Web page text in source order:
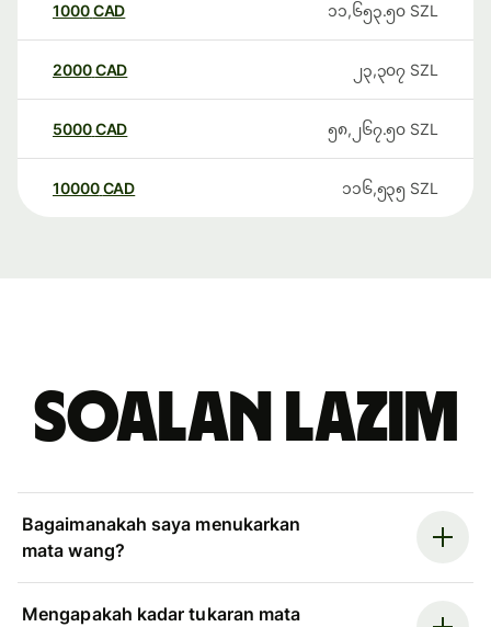
1000CAD ၁၁,၆၅၃.၅၀ SZL
2000CAD ၂၃,၃၀၇ SZL
5000CAD ၅၈,၂၆၇.၅၀ SZL
10000 CAD ၁၁၆,၅၃၅ SZL
Soalan Lazim
Bagaimanakah saya menukarkan
mata wang?
Mengapakah kadar tukaran mata